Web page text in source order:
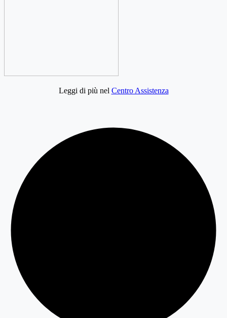
Leggi di più nel Centro Assistenza